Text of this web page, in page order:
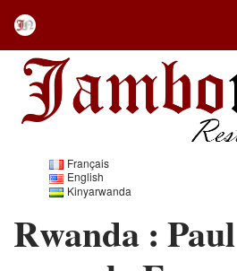
Français
English
Kinyarwanda
Rwanda :